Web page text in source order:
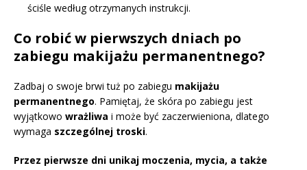
ściśle według otrzymanych instrukcji.
Co robić w pierwszych dniach po
zabiegu makijażu permanentnego?
Zadbaj o swoje brwi tuż po zabiegu makijażu
permanentnego. Pamiętaj, że skóra po zabiegu jest
wyjątkowo wrażliwa i może być zaczerwieniona, dlatego
wymaga szczególnej troski.
Przez pierwsze dni unikaj moczenia, mycia, a także